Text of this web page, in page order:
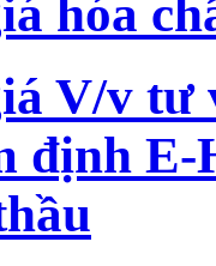
hóa
V/v
định